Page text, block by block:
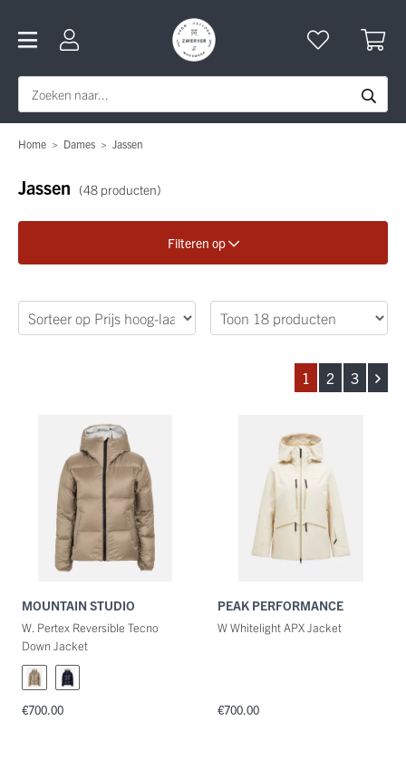
Home > Dames > Jassen
Jassen (48 producten)
Filteren op
Verfijn je zoekopdracht
Kleuren
1 2 3
MOUNTAIN STUDIO
W. Pertex Reversible Tecno
Down Jacket
€700.00
PEAK PERFORMANCE
W Whitelight APX Jacket
€700.00